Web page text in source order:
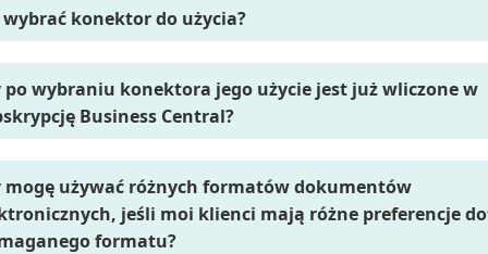
wybrać konektor do użycia?
po wybraniu konektora jego użycie jest już wliczone w
Business Central?
mogę używać różnych formatów dokumentów
jeśli moi klienci mają różne preferencje
formatu?